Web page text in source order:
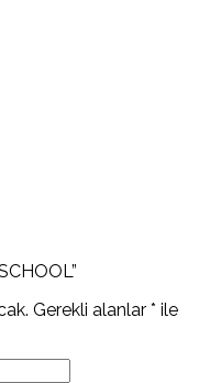
Gerekli alanlar * ile